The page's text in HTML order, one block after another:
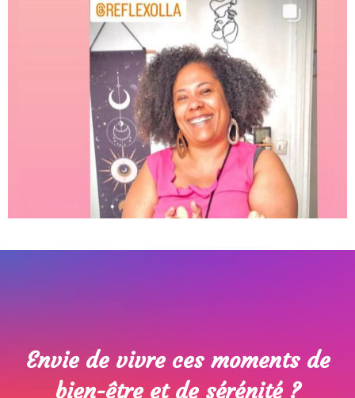
Envie de vivre ces moments de
bien-être et de sérénité ?